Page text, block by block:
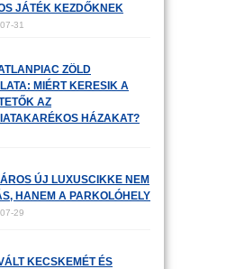
JÁTÉK KEZDŐKNEK
31
ZÖLD
MIÉRT KERESIK A
AZ
HÁZAKAT?
ÚJ LUXUSCIKKE NEM
HANEM A PARKOLÓHELY
29
KECSKEMÉT ÉS